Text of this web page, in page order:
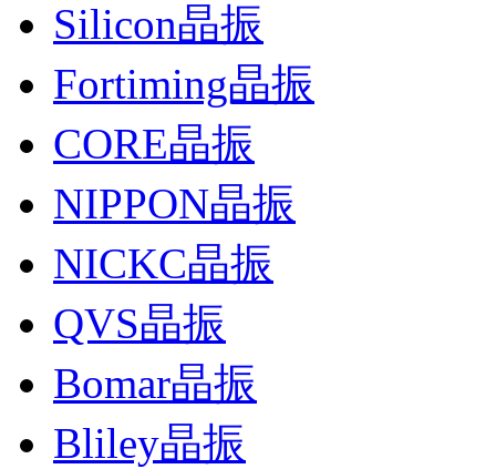
Silicon晶振
Fortiming晶振
CORE晶振
NIPPON晶振
NICKC晶振
QVS晶振
Bomar晶振
Bliley晶振